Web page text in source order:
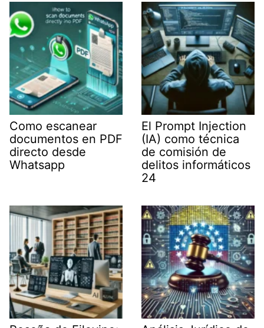
Como escanear
documentos en PDF
directo desde
Whatsapp
El Prompt Injection
(IA) como técnica
de comisión de
delitos informáticos
24